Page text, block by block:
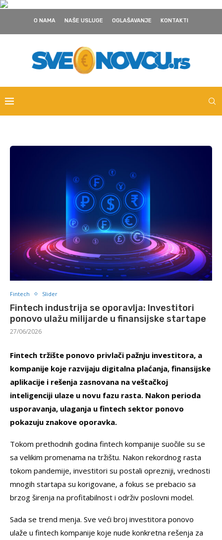
O NAMA NAŠE USLUGE OGLAŠAVANJE KONTAKTI
Fintech Slider
Fintech industrija se oporavlja: Investitori
ponovo ulažu milijarde u finansijske startape
27/06/2026
Fintech tržište ponovo privlači pažnju investitora, a
kompanije koje razvijaju digitalna plaćanja, finansijske
aplikacije i rešenja zasnovana na veštačkoj
inteligenciji ulaze u novu fazu rasta. Nakon perioda
usporavanja, ulaganja u fintech sektor ponovo
pokazuju znakove oporavka.
Tokom prethodnih godina fintech kompanije suočile su se
sa velikim promenama na tržištu. Nakon rekordnog rasta
tokom pandemije, investitori su postali oprezniji, vrednosti
mnogih startapa su korigovane, a fokus se prebacio sa
brzog širenja na profitabilnost i održiv poslovni model.
Sada se trend menja. Sve veći broj investitora ponovo
ulaže u fintech kompanije koje nude konkretna rešenja za